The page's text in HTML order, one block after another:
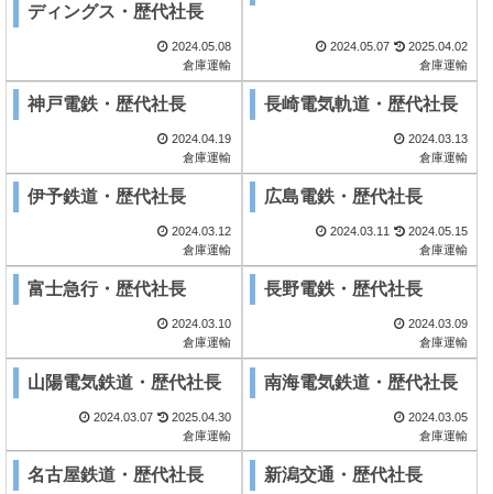
ディングス・歴代社長
2024.05.08
倉庫運輸
2024.05.07
2025.04.02
倉庫運輸
神戸電鉄・歴代社長
2024.04.19
倉庫運輸
長崎電気軌道・歴代社長
2024.03.13
倉庫運輸
伊予鉄道・歴代社長
2024.03.12
倉庫運輸
広島電鉄・歴代社長
2024.03.11
2024.05.15
倉庫運輸
富士急行・歴代社長
2024.03.10
倉庫運輸
長野電鉄・歴代社長
2024.03.09
倉庫運輸
山陽電気鉄道・歴代社長
2024.03.07
2025.04.30
倉庫運輸
南海電気鉄道・歴代社長
2024.03.05
倉庫運輸
名古屋鉄道・歴代社長 新潟交通・歴代社長